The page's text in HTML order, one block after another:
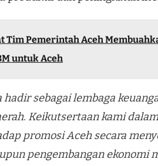
Tim Pemerintah Aceh
untuk Aceh
hadir sebagai lembaga
Keikutsertaan kami
promosi Aceh secara
pengembangan ekonomi